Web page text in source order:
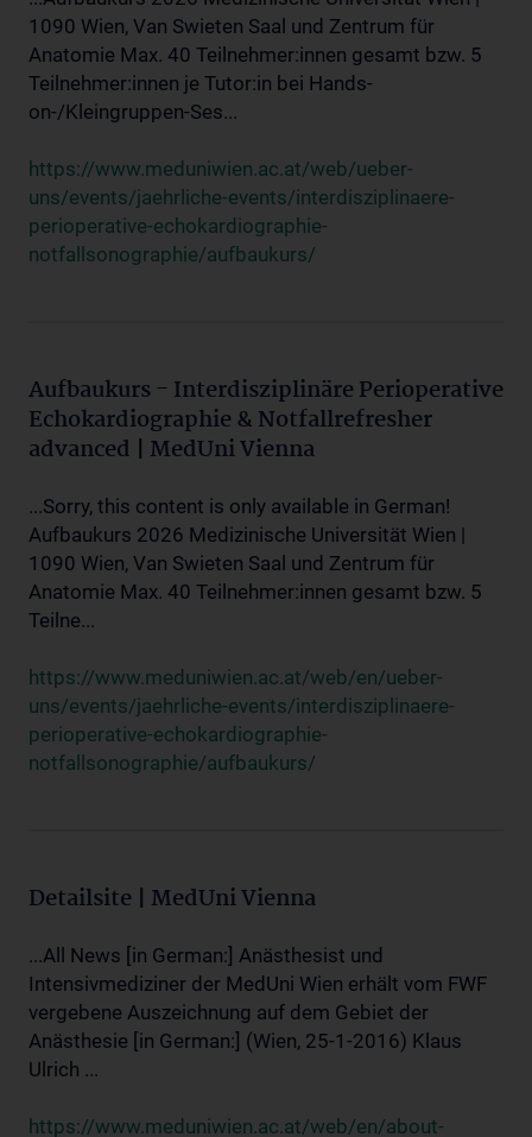
1090 Wien, Van Swieten Saal und Zentrum für
Anatomie Max. 40 Teilnehmer:innen gesamt bzw. 5
Teilnehmer:innen je Tutor:in bei Hands-
on-/Kleingruppen-Ses...
https://www.meduniwien.ac.at/web/ueber-
uns/events/jaehrliche-events/interdisziplinaere-
perioperative-echokardiographie-
notfallsonographie/aufbaukurs/
Aufbaukurs - Interdisziplinäre Perioperative
Echokardiographie & Notfallrefresher
advanced | MedUni Vienna
...Sorry, this content is only available in German!
Aufbaukurs 2026 Medizinische Universität Wien |
1090 Wien, Van Swieten Saal und Zentrum für
Anatomie Max. 40 Teilnehmer:innen gesamt bzw. 5
Teilne...
https://www.meduniwien.ac.at/web/en/ueber-
uns/events/jaehrliche-events/interdisziplinaere-
perioperative-echokardiographie-
notfallsonographie/aufbaukurs/
Detailsite | MedUni Vienna
...All News [in German:] Anästhesist und
Intensivmediziner der MedUni Wien erhält vom FWF
vergebene Auszeichnung auf dem Gebiet der
Anästhesie [in German:] (Wien, 25-1-2016) Klaus
Ulrich ...
https://www.meduniwien.ac.at/web/en/about-